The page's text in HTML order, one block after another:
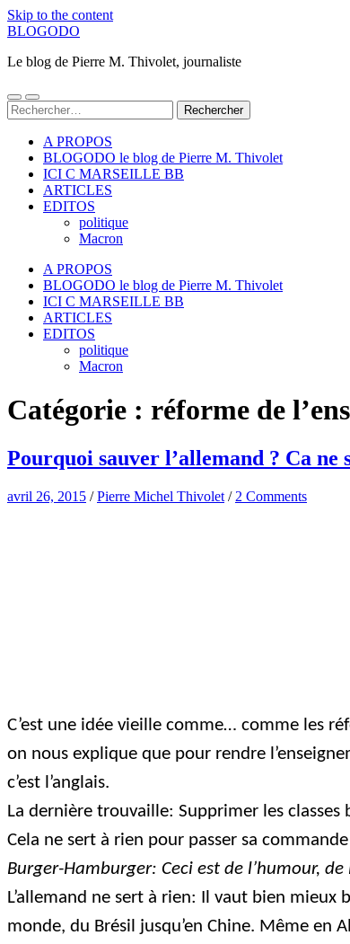
Skip to the content
BLOGODO
Le blog de Pierre M. Thivolet, journaliste
Toggle
mobile
Toggle
search
Rechercher :
A PROPOS
BLOGODO le blog de Pierre M. Thivolet
ICI C MARSEILLE BB
ARTICLES
EDITOS
politique
Macron
A PROPOS
BLOGODO le blog de Pierre M. Thivolet
ICI C MARSEILLE BB
ARTICLES
EDITOS
politique
Macron
Catégorie : réforme de
Pourquoi sauver l’allemand ? Ca ne
avril 26, 2015 /Pierre Michel Thivolet / 2 Comments
C’est une idée vieille comme… comme les
on nous explique que pour rendre
c’est l’anglais.
La dernière trouvaille: Supprimer les
Cela ne sert à rien pour passer sa
Burger-Hamburger: Ceci est de l’humour,
L’allemand ne sert à rien: Il vaut bien
monde, du Brésil jusqu’en Chine. Même en